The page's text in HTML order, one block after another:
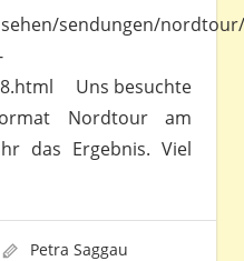
sendungen/
Uns besuchte
Nordtour am
das Ergebnis. Viel
Petra Saggau